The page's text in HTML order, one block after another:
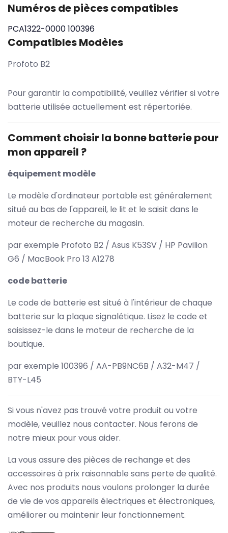
Numéros de pièces compatibles
PCA1322-0000100396
Compatibles Modèles
Profoto B2
Pour garantir la compatibilité, veuillez vérifier si votre
batterie utilisée actuellement est répertoriée.
Comment choisir la bonne batterie pour
mon appareil ?
équipement modèle
Le modèle d'ordinateur portable est généralement
situé au bas de l'appareil, le lit et le saisit dans le
moteur de recherche du magasin.
par exemple Profoto B2 / Asus K53SV / HP Pavilion
G6 / MacBook Pro 13 A1278
code batterie
Le code de batterie est situé à l'intérieur de chaque
batterie sur la plaque signalétique. Lisez le code et
saisissez-le dans le moteur de recherche de la
boutique.
par exemple 100396 / AA-PB9NC6B / A32-M47 /
BTY-L45
Si vous n'avez pas trouvé votre produit ou votre
modèle, veuillez nous contacter. Nous ferons de
notre mieux pour vous aider.
La vous assure des pièces de rechange et des
accessoires à prix raisonnable sans perte de qualité.
Avec nos produits nous voulons prolonger la durée
de vie de vos appareils électriques et électroniques,
améliorer ou maintenir leur fonctionnement.